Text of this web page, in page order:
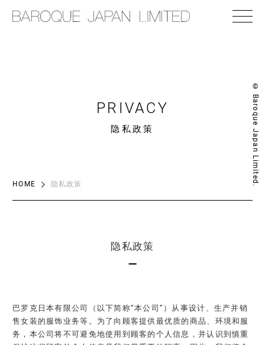
PRIVACY
隐私政策 © Baroque Japan Limited.
HOME 隐私政策
隐私政策
巴罗克日本有限公司（以下简称“本公司”）从事设计、生产并销
售女装的服饰业务等。为了向顾客提供最优质的商品、环境和服
务，本公司将不可避免地使用到顾客的个人信息，并认识到慎重